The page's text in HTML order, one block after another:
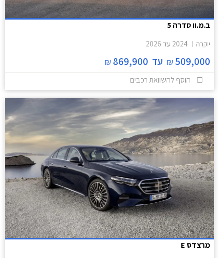
ב.מ.וו סדרה 5
יוקרה 2024 עד 2026
509,000
₪ עד 869,900
₪
הוסף להשוואת רכבים
מרצדס E